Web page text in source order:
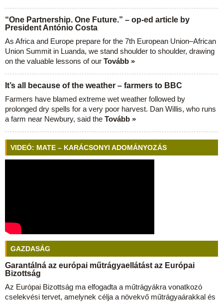
“One Partnership. One Future.” – op-ed article by
President António Costa
As Africa and Europe prepare for the 7th European Union–African
Union Summit in Luanda, we stand shoulder to shoulder, drawing
on the valuable lessons of our Tovább »
It’s all because of the weather – farmers to BBC
Farmers have blamed extreme wet weather followed by
prolonged dry spells for a very poor harvest. Dan Willis, who runs
a farm near Newbury, said the Tovább »
VIDEÓ: MATE – KARÁCSONYI ADOMÁNYOZÁS
GAZDASÁG
Garantálná az európai műtrágyaellátást az Európai
Bizottság
Az Európai Bizottság ma elfogadta a műtrágyákra vonatkozó
cselekvési tervet, amelynek célja a növekvő műtrágyaárakkal és